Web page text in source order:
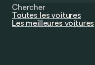
Chercher
Toutes les voitures
Les meilleures voitures